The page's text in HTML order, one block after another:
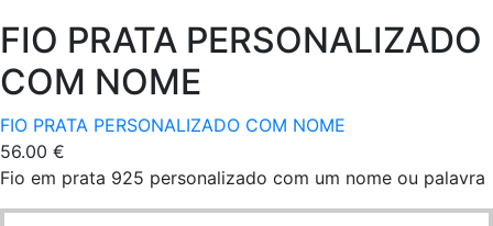
FIO PRATA PERSONALIZADO
COM NOME
FIO PRATA PERSONALIZADO COM NOME
56.00 €
Fio em prata 925 personalizado com um nome ou palavra